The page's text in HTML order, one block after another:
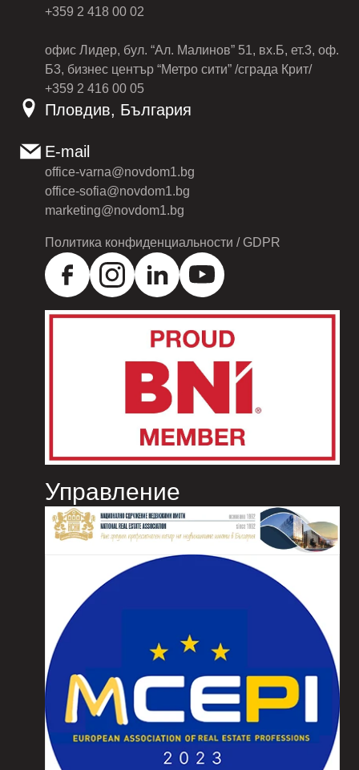
+359 2 418 00 02
офис Лидер, бул. “Ал. Малинов” 51, вх.Б, ет.3, оф.
Б3, бизнес център “Метро сити” /сграда Крит/
+359 2 416 00 05
Пловдив, България
E-mail
office-varna@novdom1.bg
office-sofia@novdom1.bg
marketing@novdom1.bg
Политика конфиденциальности / GDPR
Управление